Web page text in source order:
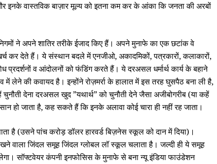
इनके वास्‍तविक बाज़ार मूल्‍य को इतना कम कर के आंका कि जनता की अरबों
ने अपने शातिर तरीके ईजाद किए हैं। अपने मुनाफे का एक छटांक वे
कर देते हैं। ये संस्‍थान बदले में एनजीओ, अकादमिकों, पत्रकारों, कलाकारों,
प्रदर्शनों व आंदोलनों को फंडिंग करते हैं। ये दरअसल धर्मार्थ कार्य के बहाने
लेने की कवायद है। इन्‍होंने रोज़मर्रा के हालात में इस तरह घुसपैठ बना ली है,
देना दरअसल खुद ”यथार्थ” को चुनौती देने जैसा अजीबोगरीब (या कहें
हो जाता है, कह सकते हैं कि इनके अलावा कोई चारा ही नहीं रह जाता।
है (उसने पांच करोड़ डॉलर हारवर्ड बिज़नेस स्‍कूल को दान में दिया)।
वाला जिंदल समूह जिंदल ग्‍लोबल लॉ स्‍कूल चलाता है। जल्‍दी ही ये समूह
सॉफ्टवेयर कंपनी इनफोसिस के मुनाफे से बना न्‍यू इंडिया फाउंडेशन